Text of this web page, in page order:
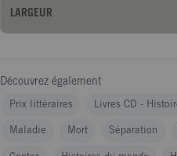
LARGEUR
Découvrez également
Prix littéraires Livres CD -
Maladie Mort Séparation